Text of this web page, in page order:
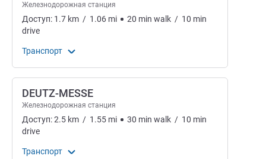
Железнодорожная станция
Доступ: 1.7 km / 1.06 mi 20 min walk / 10 min
drive
Транспорт
DEUTZ-MESSE
Железнодорожная станция
Доступ:2.5 km / 1.55 mi 30 min walk / 10 min
drive
Транспорт